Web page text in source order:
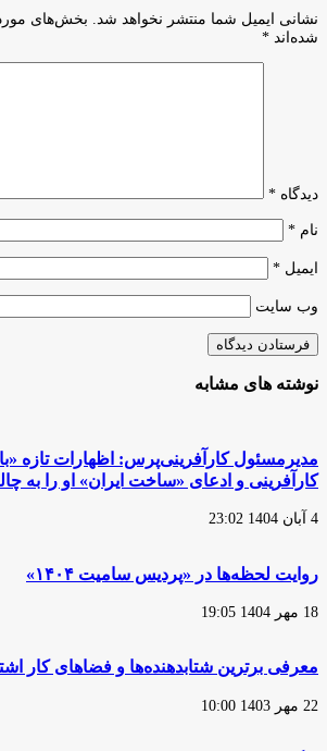
جهانی
نوآوران
و
پیشگامان
نشانی ایمیل شما منتشر نخواهد شد.
بخش‌های
شده‌اند *
دیدگاه *
نام *
ایمیل *
وب‌ سایت
نوشته های مشابه
مدیرمسئول کارآفرینی‌پرس: اظهارات تازه
کارآفرینی و ادعای «ساخت ایران» او را به
4 آبان 1404 23:02
روایت لحظه‌ها در «پردیس سامیت ۱۴۰۴»
18 مهر 1404 19:05
معرفی برترین شتابدهنده‌ها و فضاهای کار
22 مهر 1403 10:00